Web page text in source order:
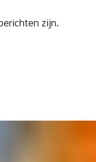
zijn.